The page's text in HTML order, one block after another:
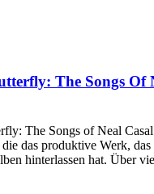
The Songs Of
The Songs of Neal
das produktive Werk,
hinterlassen hat. Über